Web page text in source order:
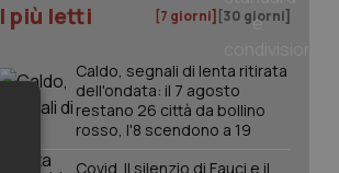
I più letti [7 giorni] [30 giorni]
Caldo, segnali di lenta ritirata
dell'ondata: il 7 agosto
restano 26 città da bollino
rosso, l'8 scendono a 19
Covid. Il silenzio di Fauci e il